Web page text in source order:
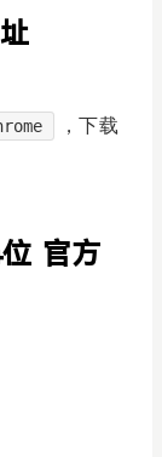
，下载
官方